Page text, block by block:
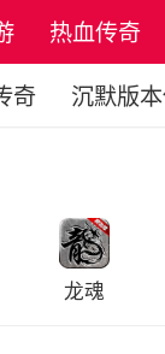
热血传奇
奇
沉默版
龙魂